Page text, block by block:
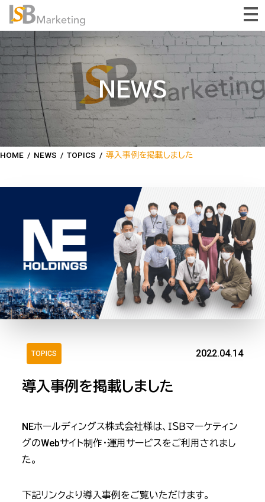
NEWS
HOME / NEWS / TOPICS / 導入事例を掲載しました
TOPICS 2022.04.14
導入事例を掲載しました
NEホールディングス株式会社様は、ＩＳＢマーケティン
グのWebサイト制作・運用サービスをご利用されまし
た。
下記リンクより導入事例をご覧いただけます。